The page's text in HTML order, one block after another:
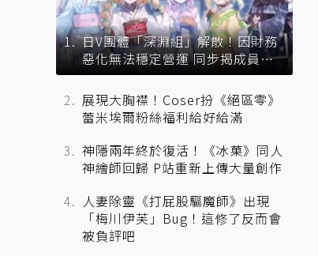
日V團體「深淵組」解散！因財務
惡化無法穩定營運 同步揭成員未
來去向
展現大胸襟！Coser扮《絕區零》
蕾米埃爾粉絲福利給好給滿
神隱兩年終於復活！《冰菓》同人
神繪師回歸 P站重新上傳大量創作
人妻除靈《打屁股驅魔師》出現
「梅川伊芙」Bug！這修了反而會
被負評吧